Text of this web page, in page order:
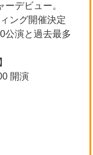
デビュー。
ング開催決定
公演と過去最多
開演